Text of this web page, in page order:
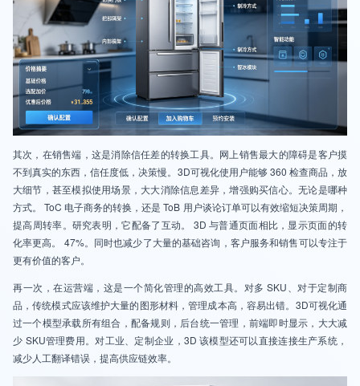
其次，在销售端，这是消除信任差的转换工具。网上销售最大的障碍是客户摸
不到真实的东西，信任度低，决策慢。3D可视化使用户能够 360 检查商品，放
大细节，甚至模拟使用场景，大大消除信息差异，增强购买信心。无论是哪种
方式。 ToC 电子商务的转换，还是 ToB 用户谈论订单可以有效缩短决策周期，
提高周转率。研究表明，它配备了互动。 3D 与普通页面相比，显示页面的转
化率更高。 47%。同时也减少了大量的基础咨询，客户服务和销售可以专注于
更有价值的客户。
再一次，在运营端，这是一个简化管理的高效工具。对多 SKU、对于定制商
品，传统模式应该维护大量的图形材料，管理成本高，容易出错。3D可视化通
过一个模型承载所有组合，配备规则，后台统一管理，前端即时显示，大大减
少 SKU管理费用。对工业、定制企业，3D 该模型还可以直接连接生产系统，
减少人工翻译错误，提高供应链效率。